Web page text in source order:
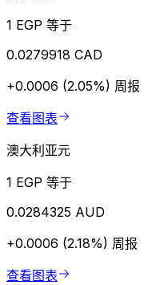
1 EGP 等于
0.0279918 CAD
+0.0006 (2.05%) 周报
查看图表
澳大利亚元
1 EGP 等于
0.0284325 AUD
+0.0006 (2.18%) 周报
查看图表